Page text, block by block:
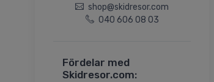
178cmshop@skidresor.com
040 606 08 03
Fördelar med
Skidresor.com: